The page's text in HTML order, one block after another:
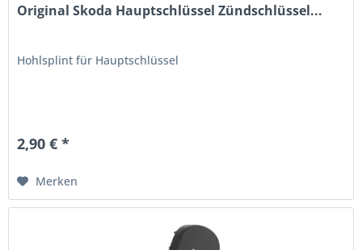
Original Skoda Hauptschlüssel Zündschlüssel...
Hohlsplint für Hauptschlüssel
2,90 € *
Merken